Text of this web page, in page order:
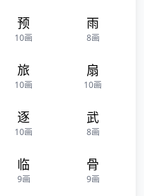
预
10画
雨
8画
旅
10画
扇
10画
逐
10画
武
8画
临
9画
骨
9画